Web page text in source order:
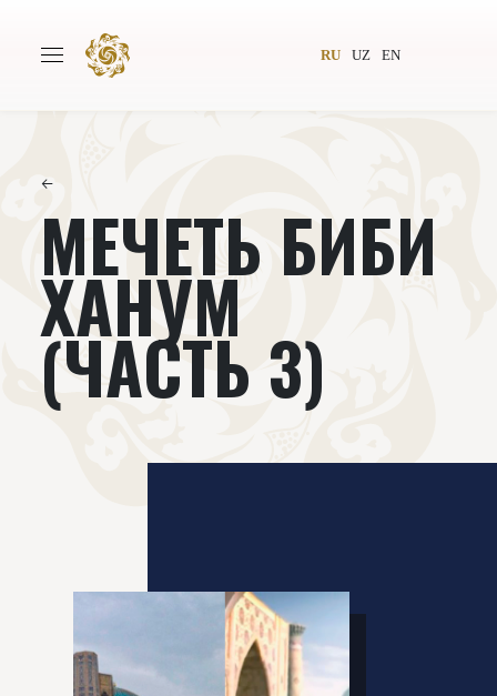
RU UZ EN
Авторы Всемирное общество
Издательство
Проекты Подкасты
Книги Видеолекторий
←
МЕЧЕТЬ БИБИ
ХАНУМ
(ЧАСТЬ 3)